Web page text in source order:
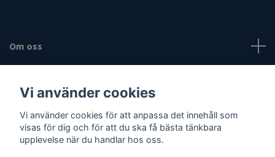
Om oss
Sociala medier
Vi använder cookies
Vi använder cookies för att anpassa det innehåll som
visas för dig och för att du ska få bästa tänkbara
upplevelse när du handlar hos oss.